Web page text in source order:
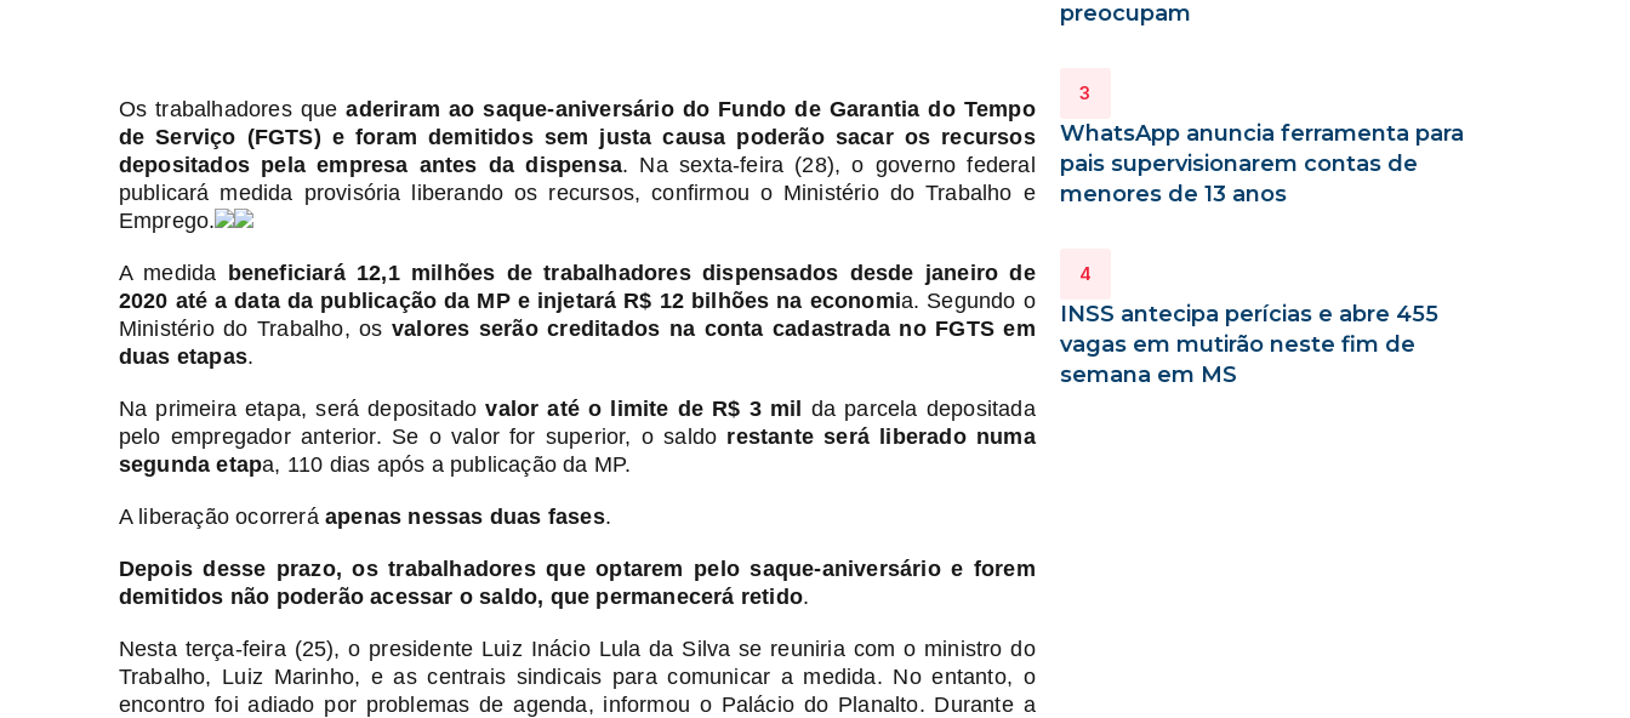
Os trabalhadores queaderiram ao saque-aniversário do Fundo de Garantia do Tempo
de Serviço (FGTS) e foram demitidos sem justa causa poderão sacar os recursos
depositados pela empresa antes da dispensa. Na sexta-feira (28), o governo federal
publicará medida provisória liberando os recursos, confirmou o Ministério do Trabalho e
Emprego.
A medida
beneficiará 12,1 milhões de trabalhadores dispensados desde janeiro de
2020 até a data da publicação da MP e injetará R$ 12 bilhões na economia. Segundo o
Ministério do Trabalho, osvalores serão creditados na conta cadastrada no FGTS em
duas etapas.
Na primeira etapa, será depositadovalor até o limite de R$ 3 mil
da parcela depositada
pelo empregador anterior. Se o valor for superior, o saldo restante será liberado numa
segunda etapa, 110 dias após a publicação da MP.
A liberação ocorreráapenas nessas duas fases.
Depois desse prazo, os trabalhadores que optarem pelo saque-aniversário e forem
demitidos não poderão acessar o saldo, que permanecerá retido.
Nesta terça-feira (25), o presidente Luiz Inácio Lula da Silva se reuniria com o ministro do
Trabalho, Luiz Marinho, e as centrais sindicais para comunicar a medida. No entanto, o
encontro foi adiado por problemas de agenda, informou o Palácio do Planalto. Durante a
preocupam
WhatsApp anuncia ferramenta para
pais supervisionarem contas de
menores de 13 anos
INSS antecipa perícias e abre 455
vagas em mutirão neste fim de
semana em MS